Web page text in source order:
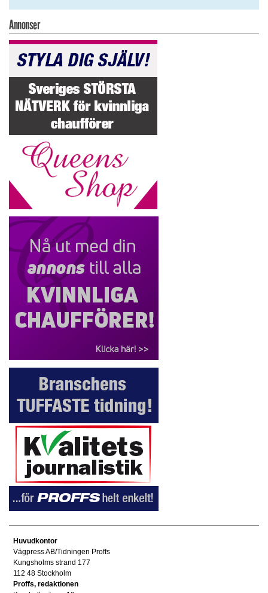
Annonser
Huvudkontor
Vägpress AB/Tidningen Proffs
Kungsholms strand 177
112 48 Stockholm
Proffs, redaktionen